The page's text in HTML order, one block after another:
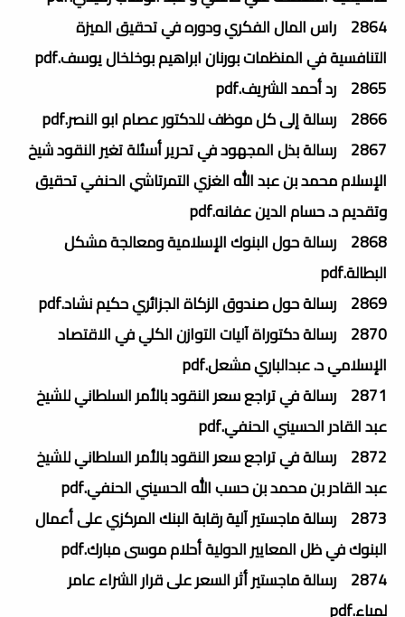
2864 راس المال الفكري ودوره في تحقيق الميزة
التنافسية في المنظمات بورنان ابراهيم بوخلخال يوسف.pdf
2865 رد أحمد الشريف.pdf
2866 رسالة إلى كل موظف للدكتور عصام ابو النصر.pdf
2867 رسالة بذل المجهود في تحرير أسئلة تغير النقود شيخ
الإسلام محمد بن عبد الله الغزي التمرتاشي الحنفي تحقيق
وتقديم د. حسام الدين عفانه.pdf
2868 رسالة حول البنوك الإسلامية ومعالجة مشكل
البطالة.pdf
2869 رسالة حول صندوق الزكاة الجزائري حكيم نشاد.pdf
2870 رسالة دكتوراة آليات التوازن الكلي في الاقتصاد
الإسلامي د. عبدالباري مشعل.pdf
2871 رسالة في تراجع سعر النقود بالأمر السلطاني للشيخ
عبد القادر الحسيني الحنفي.pdf
2872 رسالة في تراجع سعر النقود بالأمر السلطاني للشيخ
عبد القادر بن محمد بن حسب الله الحسيني الحنفي.pdf
2873 رسالة ماجستير آلية رقابة البنك المركزي على أعمال
البنوك في ظل المعايير الدولية أحلام موسى مبارك.pdf
2874 رسالة ماجستير أثر السعر على قرار الشراء عامر
لمياء.pdf